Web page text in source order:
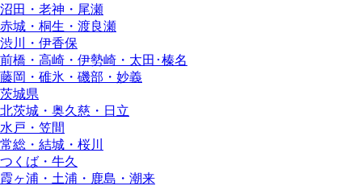
沼田・老神・尾瀬
赤城・桐生・渡良瀬
渋川・伊香保
前橋・高崎・伊勢崎・太田･榛名
藤岡・碓氷・磯部・妙義
茨城県
北茨城・奥久慈・日立
水戸・笠間
常総・結城・桜川
つくば・牛久
霞ヶ浦・土浦・鹿島・潮来